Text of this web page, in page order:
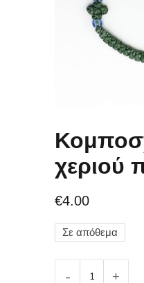
χεριού
€4.00
Σε απόθεμα